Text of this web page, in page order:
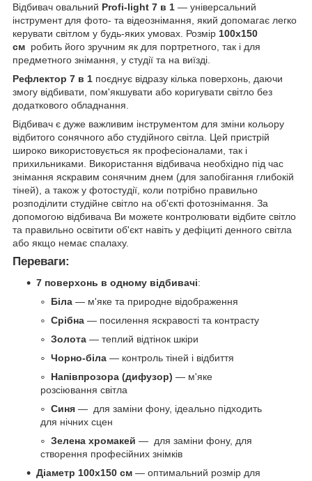
Відбивач овальний Profi-light 7 в 1 — універсальний
інструмент для фото- та відеознімання, який допомагає легко
керувати світлом у будь-яких умовах. Розмір 100х150
см робить його зручним як для портретного, так і для
предметного знімання, у студії та на виїзді.
Рефлектор 7 в 1 поєднує відразу кілька поверхонь, даючи
змогу відбивати, пом'якшувати або коригувати світло без
додаткового обладнання.
Відбивач є дуже важливим інструментом для зміни кольору
відбитого сонячного або студійного світла. Цей пристрій
широко використовується як професіоналами, так і
прихильниками. Використання відбивача необхідно під час
знімання яскравим сонячним днем (для запобігання глибокій
тіней), а також у фотостудії, коли потрібно правильно
розподілити студійне світло на об'єкті фотознімання. За
допомогою відбивача Ви можете контролювати відбите світло
та правильно освітити об'єкт навіть у дефіциті денного світла
або якщо немає спалаху.
Переваги:
7 поверхонь в одному відбивачі:
Біла — м'яке та природне відображення
Срібна — посилення яскравості та контрасту
Золота — теплий відтінок шкіри
Чорно-біла — контроль тіней і відбиття
Напівпрозора (дифузор) — м'яке
розсіювання світла
Синя — для заміни фону, ідеально підходить
для нічних сцен
Зелена хромакей — для заміни фону, для
створення професійних знімків
Діаметр 100х150 см — оптимальний розмір для